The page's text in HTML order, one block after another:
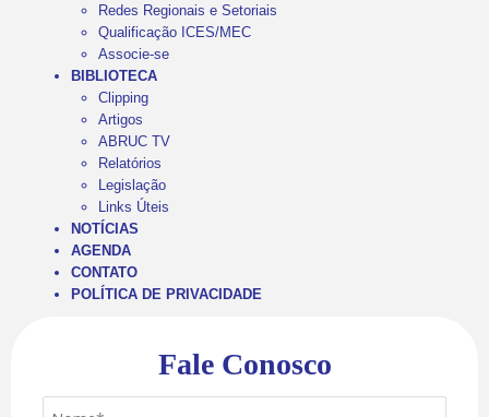
Redes Regionais e Setoriais
Qualificação ICES/MEC
Associe-se
BIBLIOTECA
Clipping
Artigos
ABRUC TV
Relatórios
Legislação
Links Úteis
NOTÍCIAS
AGENDA
CONTATO
POLÍTICA DE PRIVACIDADE
Fale Conosco